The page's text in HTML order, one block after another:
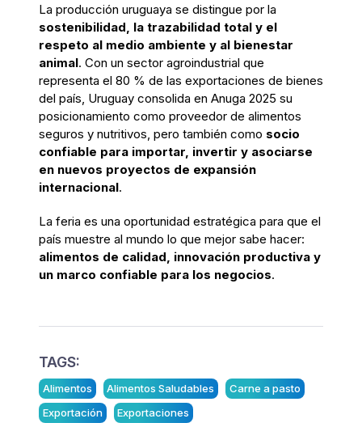
La producción uruguaya se distingue por la
sostenibilidad, la trazabilidad total y el
respeto al medio ambiente y al bienestar
animal. Con un sector agroindustrial que
representa el 80 % de las exportaciones de bienes
del país, Uruguay consolida en Anuga 2025 su
posicionamiento como proveedor de alimentos
seguros y nutritivos, pero también como socio
confiable para importar, invertir y asociarse
en nuevos proyectos de expansión
internacional.
La feria es una oportunidad estratégica para que el
país muestre al mundo lo que mejor sabe hacer:
alimentos de calidad, innovación productiva y
un marco confiable para los negocios.
TAGS:
Alimentos Alimentos Saludables
Carne a pasto
Exportación
Exportaciones